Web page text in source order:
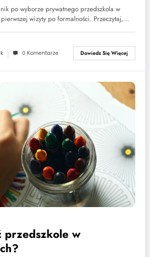
po wyborze prywatnego przedszkola w
wizyty po formalności. Przeczytaj,…
0 Komentarze Dowiedz Się Więcej
przedszkole w